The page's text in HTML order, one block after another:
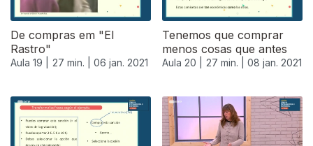
De compras em "El
Rastro"
Aula 19 | 27 min. | 06 jan. 2021
Tenemos que comprar
menos cosas que antes
Aula 20 | 27 min. | 08 jan. 2021